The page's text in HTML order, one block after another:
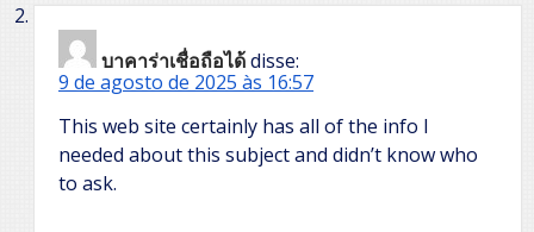
บาคาร่าเชื่อถือได้disse:
9 de agosto de 2025 às 16:57
This web site certainly has all of the info I
needed about this subject and didn’t know who
to ask.